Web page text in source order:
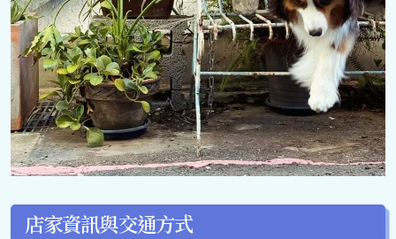
店家資訊與交通方式